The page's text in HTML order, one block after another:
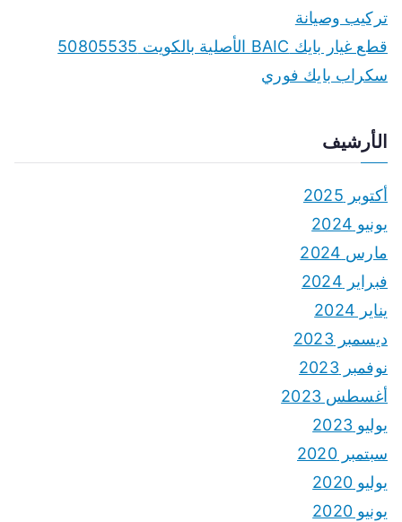
تركيب وصيانة
قطع غيار بايك BAIC الأصلية بالكويت 50805535
سكراب بايك فوري
الأرشيف
أكتوبر 2025
يونيو 2024
مارس 2024
فبراير 2024
يناير 2024
ديسمبر 2023
نوفمبر 2023
أغسطس 2023
يوليو 2023
سبتمبر 2020
يوليو 2020
يونيو 2020